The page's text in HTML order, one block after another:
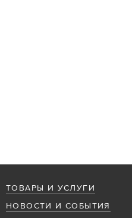
ТОВАРЫ И УСЛУГИ
НОВОСТИ И СОБЫТИЯ